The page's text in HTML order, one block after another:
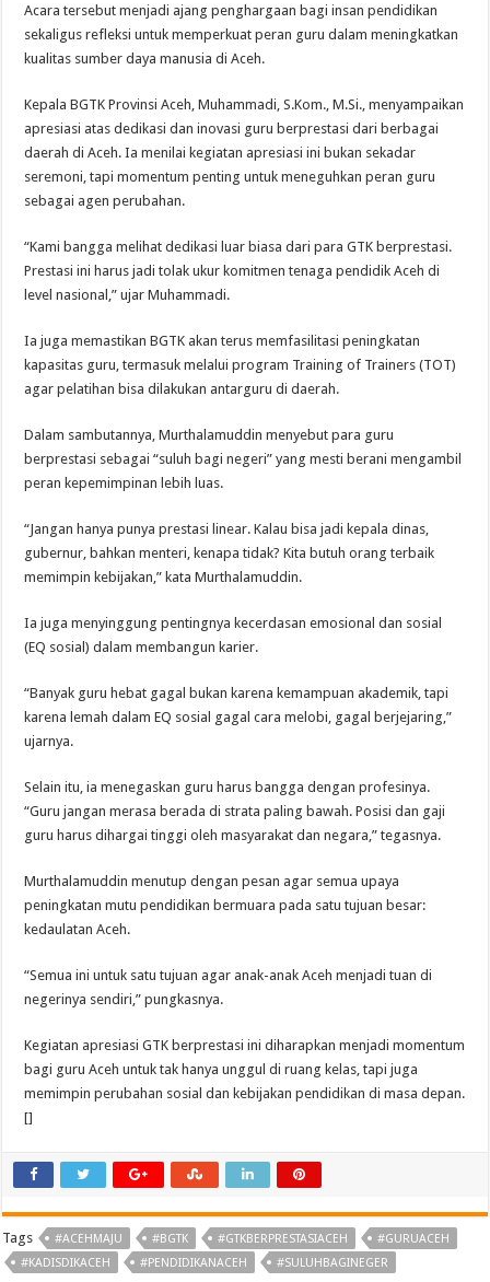
Acara tersebut menjadi ajang penghargaan bagi insan pendidikan
sekaligus refleksi untuk memperkuat peran guru dalam meningkatkan
kualitas sumber daya manusia di Aceh.
Kepala BGTK Provinsi Aceh, Muhammadi, S.Kom., M.Si., menyampaikan
apresiasi atas dedikasi dan inovasi guru berprestasi dari berbagai
daerah di Aceh. Ia menilai kegiatan apresiasi ini bukan sekadar
seremoni, tapi momentum penting untuk meneguhkan peran guru
sebagai agen perubahan.
“Kami bangga melihat dedikasi luar biasa dari para GTK berprestasi.
Prestasi ini harus jadi tolak ukur komitmen tenaga pendidik Aceh di
level nasional,” ujar Muhammadi.
Ia juga memastikan BGTK akan terus memfasilitasi peningkatan
kapasitas guru, termasuk melalui program Training of Trainers (TOT)
agar pelatihan bisa dilakukan antarguru di daerah.
Dalam sambutannya, Murthalamuddin menyebut para guru
berprestasi sebagai “suluh bagi negeri” yang mesti berani mengambil
peran kepemimpinan lebih luas.
“Jangan hanya punya prestasi linear. Kalau bisa jadi kepala dinas,
gubernur, bahkan menteri, kenapa tidak? Kita butuh orang terbaik
memimpin kebijakan,” kata Murthalamuddin.
Ia juga menyinggung pentingnya kecerdasan emosional dan sosial
(EQ sosial) dalam membangun karier.
“Banyak guru hebat gagal bukan karena kemampuan akademik, tapi
karena lemah dalam EQ sosial gagal cara melobi, gagal berjejaring,”
ujarnya.
Selain itu, ia menegaskan guru harus bangga dengan profesinya.
“Guru jangan merasa berada di strata paling bawah. Posisi dan gaji
guru harus dihargai tinggi oleh masyarakat dan negara,” tegasnya.
Murthalamuddin menutup dengan pesan agar semua upaya
peningkatan mutu pendidikan bermuara pada satu tujuan besar:
kedaulatan Aceh.
“Semua ini untuk satu tujuan agar anak-anak Aceh menjadi tuan di
negerinya sendiri,” pungkasnya.
Kegiatan apresiasi GTK berprestasi ini diharapkan menjadi momentum
bagi guru Aceh untuk tak hanya unggul di ruang kelas, tapi juga
memimpin perubahan sosial dan kebijakan pendidikan di masa depan.
[]
Tags #ACEHMAJU #BGTK #GTKBERPRESTASIACEH
#GURUACEH
#KADISDIKACEH
#PENDIDIKANACEH #SULUHBAGINEGER